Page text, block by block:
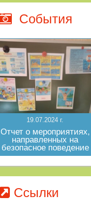
События
19.07.2024 г.
Отчет о мероприятиях,
направленных на
безопасное поведение
на водных объектах в
летний период
Ссылки